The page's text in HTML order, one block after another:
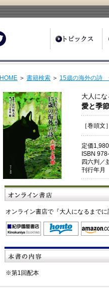
HOME ＞ 書籍検索 ＞ 15歳の海外の詩
大人に
愛と季節
［巻頭文
定価
ISBN
四六判／
刊行年
オンライン書店で『大人になるまで
※第1回配本